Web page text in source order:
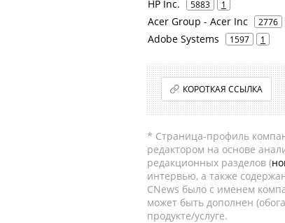
HP Inc. 5883 1
Acer Group - Acer Inc 2776
Adobe Systems 1597 1
КОРОТКАЯ ССЫЛКА
* Страница-профиль
редактором на основе
редакционных разделов (
интервью, а также
CNews было с именем
может быть дополнен
продукте/услуге.